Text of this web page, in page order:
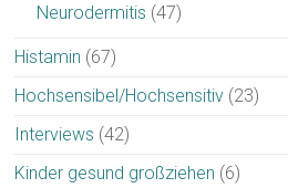
Neurodermitis (47)
Histamin (67)
Hochsensibel/Hochsensitiv (23)
Interviews (42)
Kinder gesund großziehen (6)